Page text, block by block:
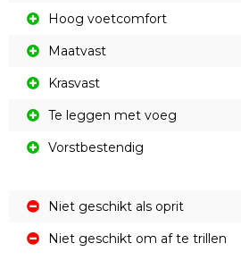
Hoog voetcomfort
Maatvast
Krasvast
Te leggen met voeg
Vorstbestendig
Niet geschikt als oprit
Niet geschikt om af te trillen